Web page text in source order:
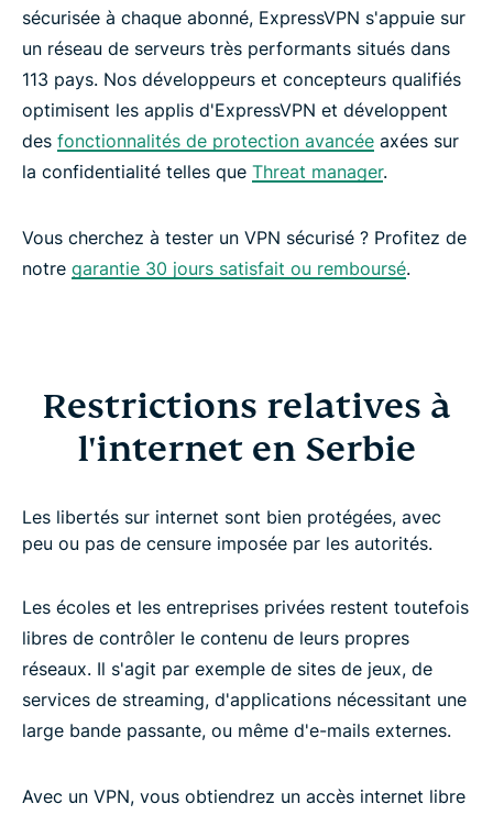
sécurisée à chaque abonné, ExpressVPN s'appuie sur
un réseau de serveurs très performants situés dans
113 pays. Nos développeurs et concepteurs qualifiés
optimisent les applis d'ExpressVPN et développent
des fonctionnalités de protection avancée axées sur
la confidentialité telles que Threat manager.
Vous cherchez à tester un VPN sécurisé ? Profitez de
notre garantie 30 jours satisfait ou remboursé.
Restrictions relatives à
l'internet en Serbie
Les libertés sur internet sont bien protégées, avec
peu ou pas de censure imposée par les autorités.
Les écoles et les entreprises privées restent toutefois
libres de contrôler le contenu de leurs propres
réseaux. Il s'agit par exemple de sites de jeux, de
services de streaming, d'applications nécessitant une
large bande passante, ou même d'e-mails externes.
Avec un VPN, vous obtiendrez un accès internet libre